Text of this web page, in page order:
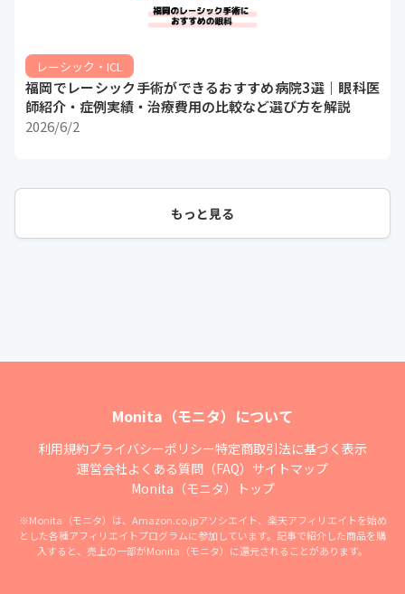
レーシック・ICL
福岡でレーシック手術ができるおすすめ病院3選｜眼科医
師紹介・症例実績・治療費用の比較など選び方を解説
2026/6/2
もっと見る
Monita（モニタ）について
利用規約プライバシーポリシー特定商取引法に基づく表示
運営会社よくある質問（FAQ） サイトマップ
Monita（モニタ）トップ
※Monita（モニタ）は、Amazon.co.jpアソシエイト、楽天アフィリエイトを始め
とした各種アフィリエイトプログラムに参加しています。記事で紹介した商品を購
入すると、売上の一部がMonita（モニタ）に還元されることがあります。